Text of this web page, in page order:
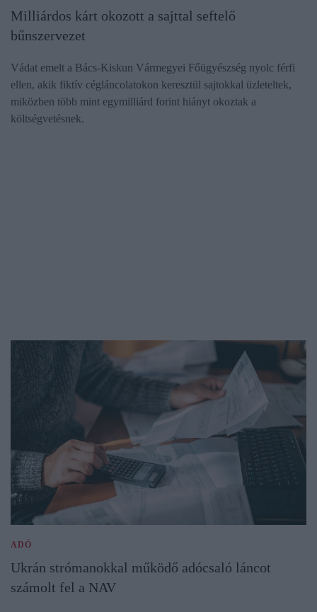
Milliárdos kárt okozott a sajttal seftelő
bűnszervezet
Vádat emelt a Bács-Kiskun Vármegyei Főügyészség nyolc férfi
ellen, akik fiktív cégláncolatokon keresztül sajtokkal üzleteltek,
miközben több mint egymilliárd forint hiányt okoztak a
költségvetésnek.
ADÓ
Ukrán strómanokkal működő adócsaló láncot
számolt fel a NAV